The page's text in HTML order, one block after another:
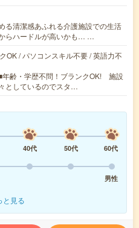
る清潔感あふれる介護施設での生活
らハードルが高いかも… …
OK / パソコンスキル不要 / 英語力不
年齢・学歴不問！ブランクOK! 施設
としているのでスタ…
40代 50代
60代
男性
と見る